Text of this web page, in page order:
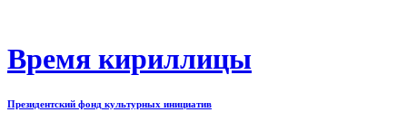
содержимому
Время кириллицы
Президентский фонд культурных инициатив